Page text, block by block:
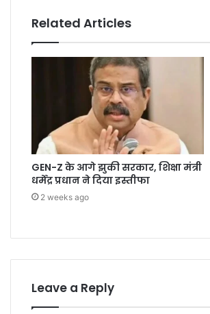
Related Articles
GEN-Z के आगे झुकी सरकार, शिक्षा मंत्री
धर्मेंद्र प्रधान ने दिया इस्तीफा
2 weeks ago
Leave a Reply